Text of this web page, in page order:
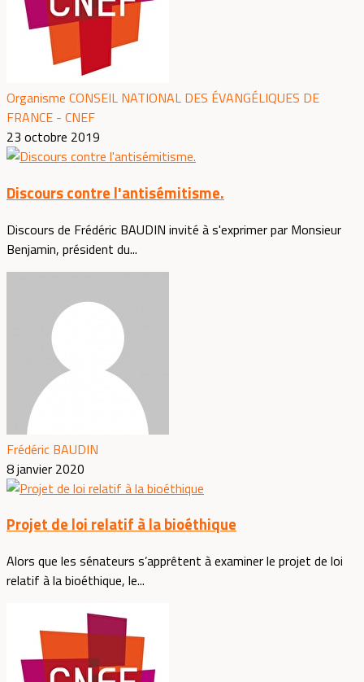
Organisme CONSEIL NATIONAL DES ÉVANGÉLIQUES DE
FRANCE - CNEF
23 octobre 2019
Discours contre l'antisémitisme.
Discours de Frédéric BAUDIN invité à s'exprimer par Monsieur
Benjamin, président du...
Frédéric BAUDIN
8 janvier 2020
Projet de loi relatif à la bioéthique
Alors que les sénateurs s’apprêtent à examiner le projet de loi
relatif à la bioéthique, le...